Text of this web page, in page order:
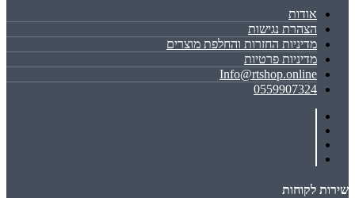
אודות
הצהרת נגישות
מדיניות החזרות והחלפת מוצרים
מדיניות פרטיות
Info@rtshop.online
0559907324
שירות לקוחות